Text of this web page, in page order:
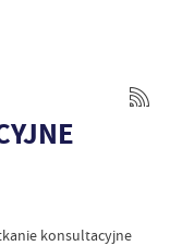
konsultacyjne